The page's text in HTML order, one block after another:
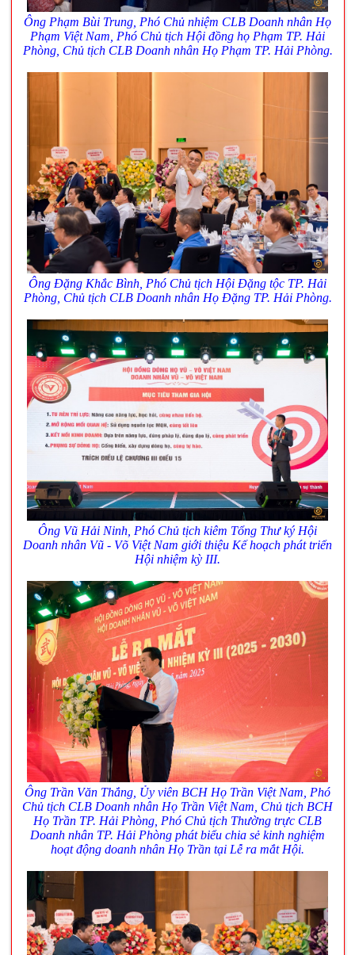
Ông Phạm Bùi Trung, Phó Chủ nhiệm CLB Doanh nhân Họ
Phạm Việt Nam, Phó Chủ tịch Hội đồng họ Phạm TP. Hải
Phòng, Chủ tịch CLB Doanh nhân Họ Phạm TP. Hải Phòng.
Ông Đặng Khắc Bình, Phó Chủ tịch Hội Đặng tộc TP. Hải
Phòng, Chủ tịch CLB Doanh nhân Họ Đặng TP. Hải Phòng.
Ông Vũ Hải Ninh, Phó Chủ tịch kiêm Tổng Thư ký Hội
Doanh nhân Vũ - Võ Việt Nam giới thiệu Kế hoạch phát triển
Hội nhiệm kỳ III.
Ông Trần Văn Thắng, Ủy viên BCH Họ Trần Việt Nam, Phó
Chủ tịch CLB Doanh nhân Họ Trần Việt Nam, Chủ tịch BCH
Họ Trần TP. Hải Phòng, Phó Chủ tịch Thường trực CLB
Doanh nhân TP. Hải Phòng phát biểu chia sẻ kinh nghiệm
hoạt động doanh nhân Họ Trần tại Lễ ra mắt Hội.